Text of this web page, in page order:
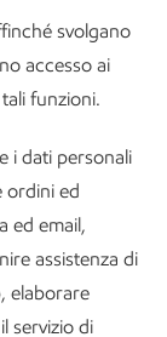
svolgano
accesso ai
funzioni.
i dati personali
ordini ed
ed email,
assistenza di
elaborare
servizio di